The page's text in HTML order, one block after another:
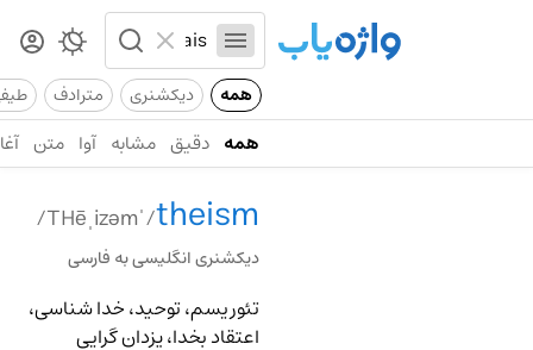
همه دیکشنری مترادف
همه دقیق مشابه آوا متن
theism
/ˈTHēˌizəm/
دیکشنری انگلیسی به فارسی
تئوریسم، توحید، خدا شناسی،
اعتقاد بخدا، یزدان گرایی